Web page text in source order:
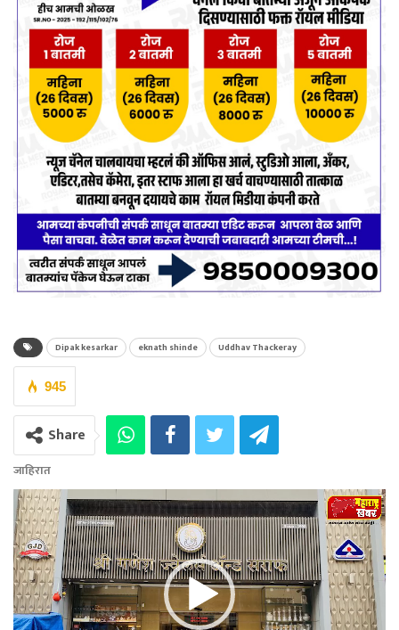
Dipak kesarkar eknath shinde Uddhav Thackeray
945
Share
जाहिरात
Video
Player